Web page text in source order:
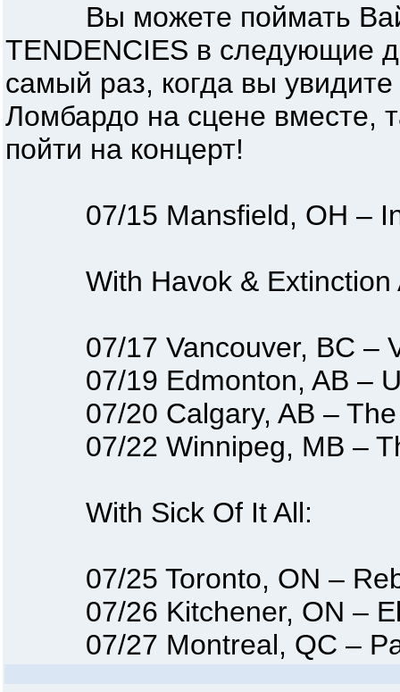
Вы можете поймать
TENDENCIES в следующие
самый раз, когда вы
Ломбардо на сцене вместе,
пойти на концерт!
07/15 Mansfield, OH –
With Havok & Extinction
07/17 Vancouver, BC –
07/19 Edmonton, AB –
07/20 Calgary, AB – The
07/22 Winnipeg, MB –
With Sick Of It All:
07/25 Toronto, ON –
07/26 Kitchener, ON –
07/27 Montreal, QC –